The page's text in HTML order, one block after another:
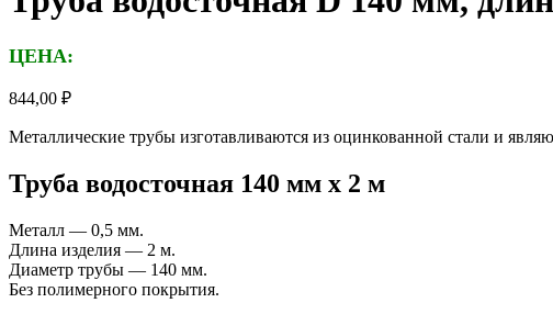
ЦЕНА:
844,00 ₽
Металлические трубы изготавливаются из оцинкованной стали и
Труба водосточная 140 мм х 2 м
Металл — 0,5 мм.
Длина изделия — 2 м.
Диаметр трубы — 140 мм.
Без полимерного покрытия.